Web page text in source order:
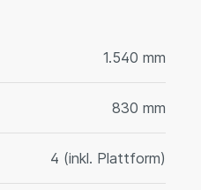
1.540 mm
830 mm
4 (inkl. Plattform)